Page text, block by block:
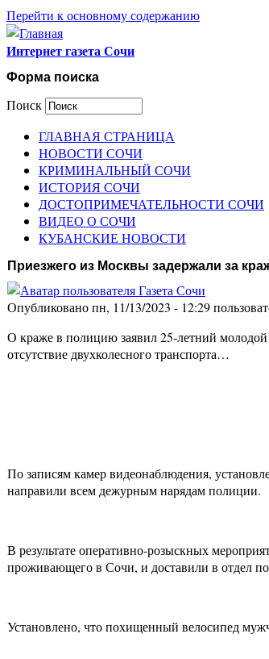
Перейти к основному содержанию
Интернет газета Сочи
Форма поиска
Поиск
ГЛАВНАЯ СТРАНИЦА
НОВОСТИ СОЧИ
КРИМИНАЛЬНЫЙ СОЧИ
ИСТОРИЯ СОЧИ
ДОСТОПРИМЕЧАТЕЛЬНОСТИ СОЧИ
ВИДЕО О СОЧИ
КУБАНСКИЕ НОВОСТИ
Приезжего из Москвы задержали за
Опубликовано пн, 11/13/2023 - 12:29
О краже в полицию заявил 25-летний
отсутствие двухколесного транспорта…
По записям камер видеонаблюдения,
направили всем дежурным нарядам полиции.
В результате оперативно-розыскных
проживающего в Сочи, и доставили в отдел
Установлено, что похищенный велосипед